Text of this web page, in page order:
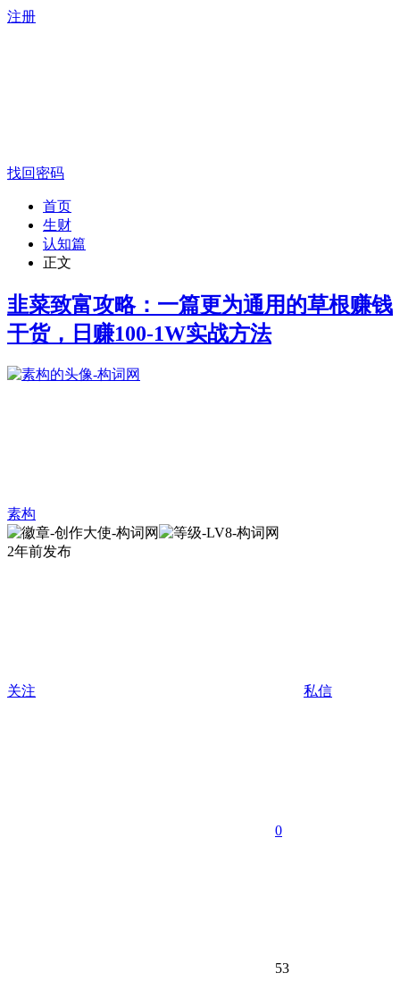
注册
找回密码
首页
生财
认知篇
正文
韭菜致富攻略：一篇更为通用的草根赚钱
干货，日赚100-1W实战方法
素构
2年前发布
关注 私信
0
53